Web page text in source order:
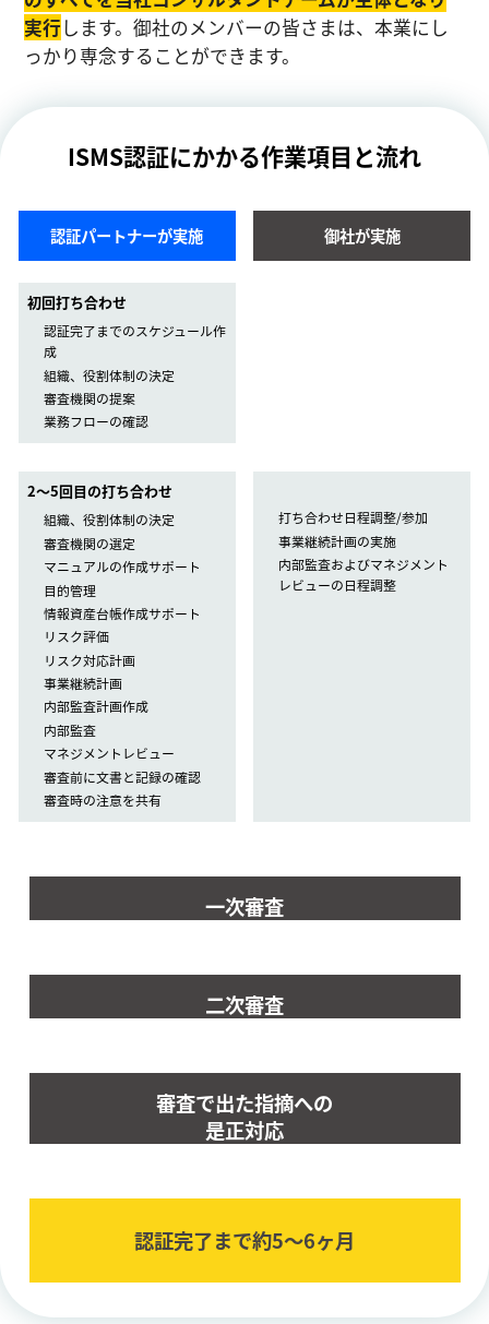
実⾏ します。御社のメンバーの皆さまは、本業にし
っかり専念することができます。
ISMS認証にかかる作業項目と流れ
認証パートナーが実施 御社が実施
初回打ち合わせ
認証完了までのスケジュール作
成
組織、役割体制の決定
審査機関の提案
業務フローの確認
2〜5回目の打ち合わせ
組織、役割体制の決定
審査機関の選定
マニュアルの作成サポート
目的管理
情報資産台帳作成サポート
リスク評価
リスク対応計画
事業継続計画
内部監査計画作成
内部監査
マネジメントレビュー
審査前に文書と記録の確認
審査時の注意を共有
打ち合わせ日程調整/参加
事業継続計画の実施
内部監査およびマネジメント
レビューの日程調整
一次審査
二次審査
審査で出た指摘への
是正対応
認証完了まで約5〜6ヶ⽉